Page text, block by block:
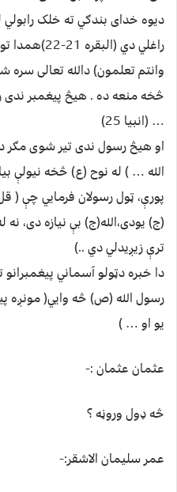
دیوه خدای بندګي ته خلک
راغلي دي
وانتم تعلمون) دالله تعالی
څخه منعه ده . هیڅ پیغمبر ندی
… (انبیا 25)
او هیڅ رسول ندی تیر شوی مګر
الله … ) له نوح (ع) څخه
پورې، ټول رسولان فرمایي چې (
(ج) یودی،الله(ج) بې نیازه دی،
ترې زیږیدلي دي ..)
دا خبره دټولو آسماني
رسول الله (ص) څه وایي( مونږه
یو او … )
عثمان عثمان :-
څه ډول وروڼه ؟
عمر سلیمان الاشقر:-